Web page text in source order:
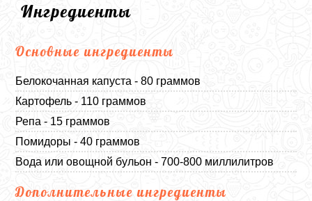
Ингредиенты
Основные ингредиенты
Белокочанная капуста - 80 граммов
Картофель - 110 граммов
Репа - 15 граммов
Помидоры - 40 граммов
Вода или овощной бульон - 700-800 миллилитров
Дополнительные ингредиенты